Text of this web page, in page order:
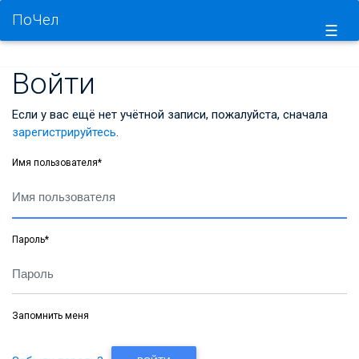
☰
ПоЧел
Войти
Если у вас ещё нет учётной записи, пожалуйста, сначала
зарегистрируйтесь.
Имя пользователя*
Пароль*
Запомнить меня